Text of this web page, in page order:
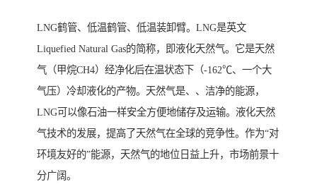
LNG鹤管、低温鹤管、低温装卸臂。LNG是英文
Liquefied Natural Gas的简称，即液化天然气。它是天然
气（甲烷CH4）经净化后在温状态下（-162℃、一个大
气压）冷却液化的产物。天然气是、、洁净的能源，
LNG可以像石油一样安全方便地储存及运输。液化天然
气技术的发展，提高了天然气在全球的竞争性。作为“对
环境友好的”能源，天然气的地位日益上升，市场前景十
分广阔。